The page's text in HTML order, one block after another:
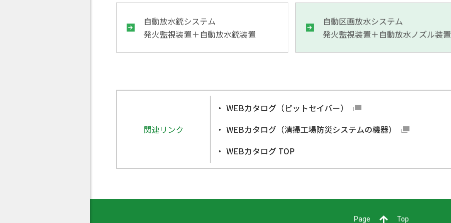
自動放水銃システム
発火監視装置＋自動放水銃装置
自動区画放水システム
発火監視装置＋自動放水ノズル装置
関連リンク
WEBカタログ（ピットセイバー）
WEBカタログ（清掃工場防災システムの機器）
WEBカタログ TOP
Page Top